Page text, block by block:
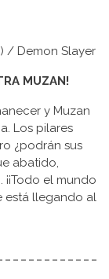
/ Demon Slayer
MUZAN!
y Muzan
Los pilares
¿podrán sus
abatido,
el mundo
está llegando al